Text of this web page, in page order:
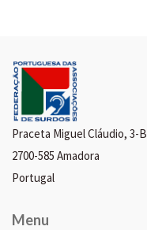
Praceta Miguel Cláudio, 3-B
2700-585 Amadora
Portugal
Menu